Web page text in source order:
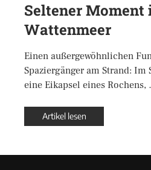
Seltener Moment
Wattenmeer
Einen außergewöhnlichen
Spaziergänger am Strand: Im
eine Eikapsel eines Rochens,
Artikel lesen